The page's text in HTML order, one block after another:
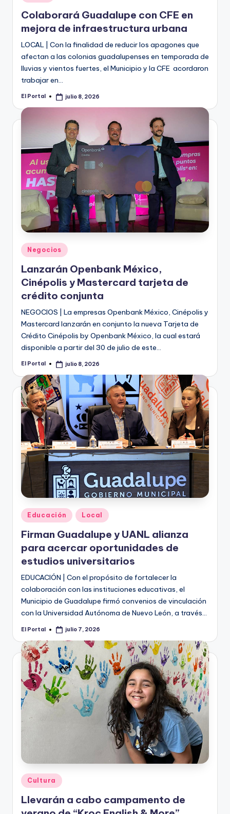
en
Colaborará Guadalupe con CFE en
mejora de infraestructura urbana
LOCAL | Con la finalidad de reducir los apagones que
afectan a las colonias guadalupenses en temporada de
lluvias y vientos fuertes, el Municipio y la CFE acordaron
trabajar en…
Publicado
El Portal julio 8, 2026
Publicado
en
Negocios
Lanzarán Openbank México,
Cinépolis y Mastercard tarjeta de
crédito conjunta
NEGOCIOS | La empresas Openbank México, Cinépolis y
Mastercard lanzarán en conjunto la nueva Tarjeta de
Crédito Cinépolis by Openbank México, la cual estará
disponible a partir del 30 de julio de este…
Publicado
El Portal julio 8, 2026
Publicado
en
Educación Local
Firman Guadalupe y UANL alianza
para acercar oportunidades de
estudios universitarios
EDUCACIÓN | Con el propósito de fortalecer la
colaboración con las instituciones educativas, el
Municipio de Guadalupe firmó convenios de vinculación
con la Universidad Autónoma de Nuevo León, a través…
Publicado
El Portal julio 7, 2026
Publicado
en
Cultura
Llevarán a cabo campamento de